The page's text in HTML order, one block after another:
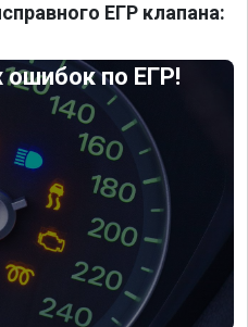
ЕГР клапана:
ошибок по ЕГР!